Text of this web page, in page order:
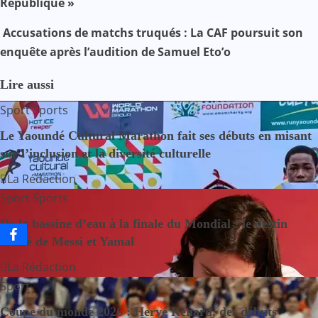
i
g
a
t
i
o
n
d
e
République »
Accusations de matchs truqués : La CAF poursuit son
enquête après l’audition de Samuel Eto’o
Lire aussi
SportSports
Le Yaoundé Cultural Marathon fait ses débuts en misant
sur l’inclusion et la diversité culturelle
La Rédaction
Sport Sports
De la bassine d’eau à la finale du Mondial : le destin
croisé de Messi et Yamal
La Rédaction
Sport
Coupe du monde 2026 : Hervé Renard, des débuts